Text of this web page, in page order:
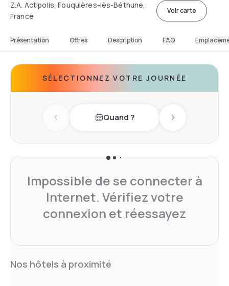
Z.A. Actipolis, Fouquières-lès-Béthune,
France
Voir carte
Présentation Offres Description FAQ
SÉLECTIONNEZ VOTRE JOURNÉE
Previous dayQuand ? Next day
Impossible de se connecter à
Internet. Vérifiez votre
connexion et réessayez
Nos hôtels à proximité